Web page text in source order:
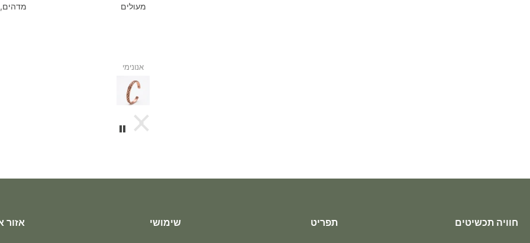
מעולים
אנונימי
חוויה תכשיטים תפריט שימושי אזור